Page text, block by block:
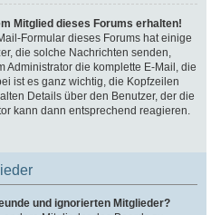
Mitglied dieses Forums erhalten!
Formular dieses Forums hat einige
die solche Nachrichten senden,
Administrator die komplette E-Mail, die
ist es ganz wichtig, die Kopfzeilen
Details über den Benutzer, der die
kann dann entsprechend reagieren.
und ignorierten Mitglieder?